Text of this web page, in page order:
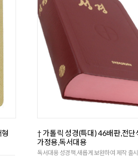
† 가톨릭 성경(특대) 46배판,전단
가정용,독서대용
독서대용 성경책,새롭게 보완하여 제작 출